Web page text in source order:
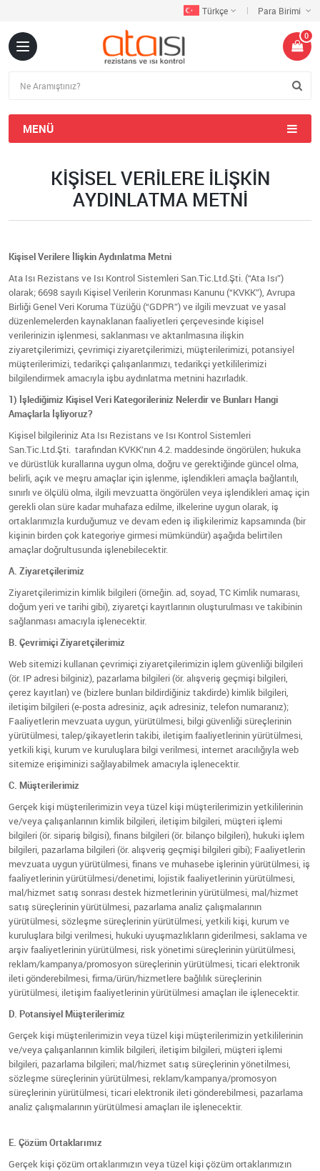
Türkçe Para Birimi
0
MENÜ
KIŞISEL VERILERE İLIŞKIN
AYDINLATMA METNI
Kişisel Verilere İlişkin Aydınlatma Metni
Ata Isı Rezistans ve Isı Kontrol Sistemleri San.Tic.Ltd.Şti. (“Ata Isı”)
olarak; 6698 sayılı Kişisel Verilerin Korunması Kanunu (“KVKK”), Avrupa
Birliği Genel Veri Koruma Tüzüğü (“GDPR”) ve ilgili mevzuat ve yasal
düzenlemelerden kaynaklanan faaliyetleri çerçevesinde kişisel
verilerinizin işlenmesi, saklanması ve aktarılmasına ilişkin
ziyaretçilerimizi, çevrimiçi ziyaretçilerimizi, müşterilerimizi, potansiyel
müşterilerimizi, tedarikçi çalışanlarımızı, tedarikçi yetkililerimizi
bilgilendirmek amacıyla işbu aydınlatma metnini hazırladık.
1) İşlediğimiz Kişisel Veri Kategorileriniz Nelerdir ve Bunları Hangi
Amaçlarla İşliyoruz?
Kişisel bilgileriniz Ata Isı Rezistans ve Isı Kontrol Sistemleri
San.Tic.Ltd.Şti. tarafından KVKK’nın 4.2. maddesinde öngörülen; hukuka
ve dürüstlük kurallarına uygun olma, doğru ve gerektiğinde güncel olma,
belirli, açık ve meşru amaçlar için işlenme, işlendikleri amaçla bağlantılı,
sınırlı ve ölçülü olma, ilgili mevzuatta öngörülen veya işlendikleri amaç için
gerekli olan süre kadar muhafaza edilme, ilkelerine uygun olarak, iş
ortaklarımızla kurduğumuz ve devam eden iş ilişkilerimiz kapsamında (bir
kişinin birden çok kategoriye girmesi mümkündür) aşağıda belirtilen
amaçlar doğrultusunda işlenebilecektir.
A. Ziyaretçilerimiz
Ziyaretçilerimizin kimlik bilgileri (örneğin. ad, soyad, TC Kimlik numarası,
doğum yeri ve tarihi gibi), ziyaretçi kayıtlarının oluşturulması ve takibinin
sağlanması amacıyla işlenecektir.
B. Çevrimiçi Ziyaretçilerimiz
Web sitemizi kullanan çevrimiçi ziyaretçilerimizin işlem güvenliği bilgileri
(ör. IP adresi bilginiz), pazarlama bilgileri (ör. alışveriş geçmişi bilgileri,
çerez kayıtları) ve (bizlere bunları bildirdiğiniz takdirde) kimlik bilgileri,
iletişim bilgileri (e-posta adresiniz, açık adresiniz, telefon numaranız);
Faaliyetlerin mevzuata uygun, yürütülmesi, bilgi güvenliği süreçlerinin
yürütülmesi, talep/şikayetlerin takibi, iletişim faaliyetlerinin yürütülmesi,
yetkili kişi, kurum ve kuruluşlara bilgi verilmesi, internet aracılığıyla web
sitemize erişiminizi sağlayabilmek amacıyla işlenecektir.
C. Müşterilerimiz
Gerçek kişi müşterilerimizin veya tüzel kişi müşterilerimizin yetkililerinin
ve/veya çalışanlarının kimlik bilgileri, iletişim bilgileri, müşteri işlemi
bilgileri (ör. sipariş bilgisi), finans bilgileri (ör. bilanço bilgileri), hukuki işlem
bilgileri, pazarlama bilgileri (ör. alışveriş geçmişi bilgileri gibi); Faaliyetlerin
mevzuata uygun yürütülmesi, finans ve muhasebe işlerinin yürütülmesi, iş
faaliyetlerinin yürütülmesi/denetimi, lojistik faaliyetlerinin yürütülmesi,
mal/hizmet satış sonrası destek hizmetlerinin yürütülmesi, mal/hizmet
satış süreçlerinin yürütülmesi, pazarlama analiz çalışmalarının
yürütülmesi, sözleşme süreçlerinin yürütülmesi, yetkili kişi, kurum ve
kuruluşlara bilgi verilmesi, hukuki uyuşmazlıkların giderilmesi, saklama ve
arşiv faaliyetlerinin yürütülmesi, risk yönetimi süreçlerinin yürütülmesi,
reklam/kampanya/promosyon süreçlerinin yürütülmesi, ticari elektronik
ileti gönderebilmesi, firma/ürün/hizmetlere bağlılık süreçlerinin
yürütülmesi, iletişim faaliyetlerinin yürütülmesi amaçları ile işlenecektir.
D. Potansiyel Müşterilerimiz
Gerçek kişi müşterilerimizin veya tüzel kişi müşterilerimizin yetkililerinin
ve/veya çalışanlarının kimlik bilgileri, iletişim bilgileri, müşteri işlemi
bilgileri, pazarlama bilgileri; mal/hizmet satış süreçlerinin yönetilmesi,
sözleşme süreçlerinin yürütülmesi, reklam/kampanya/promosyon
süreçlerinin yürütülmesi, ticari elektronik ileti gönderebilmesi, pazarlama
analiz çalışmalarının yürütülmesi amaçları ile işlenecektir.
E. Çözüm Ortaklarımız
Gerçek kişi çözüm ortaklarımızın veya tüzel kişi çözüm ortaklarımızın